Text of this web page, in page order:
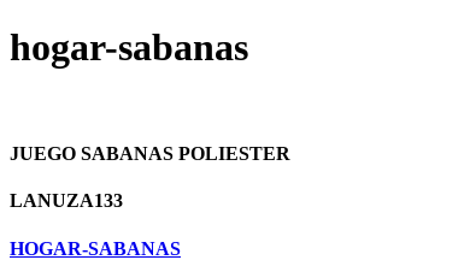
hogar-sabanas
JUEGO SABANAS POLIESTER
LANUZA133
HOGAR-SABANAS